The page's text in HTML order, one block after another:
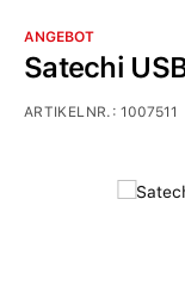
Bildergalerie
ANGEBOT
Satechi
ARTIKELNR.:1007511